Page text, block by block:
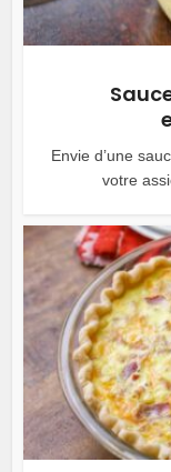
Envie d’une
votre